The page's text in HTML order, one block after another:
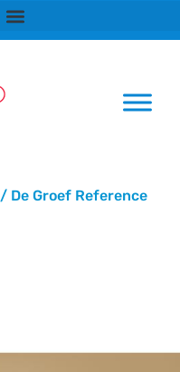
/ De Groef Reference